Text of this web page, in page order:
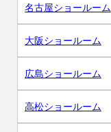
名古屋ショールーム
大阪ショールーム
広島ショールーム
高松ショールーム